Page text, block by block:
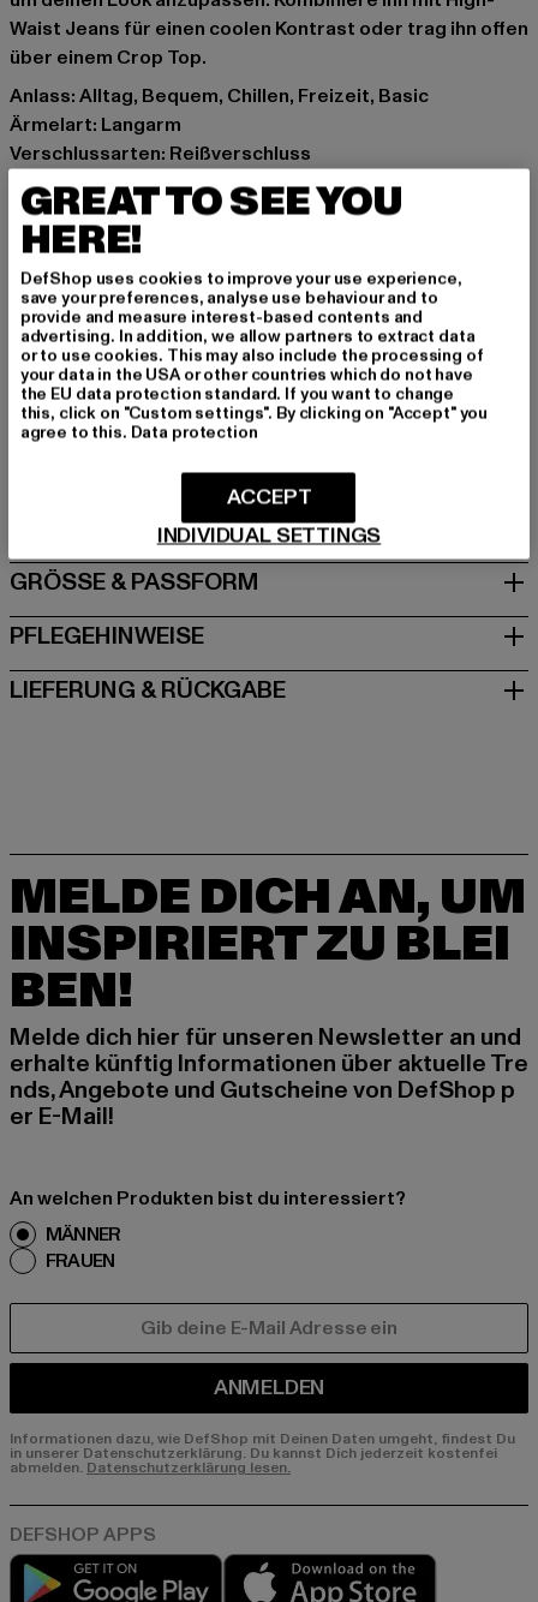
Waist Jeans für einen coolen Kontrast oder trag ihn offen
über einem Crop Top.
Anlass: Alltag, Bequem, Chillen, Freizeit, Basic
Ärmelart: Langarm
Verschlussarten: Reißverschluss
Schnitt: Kastige Passform
Marke: Urban Classics
Kat.: Zip Hoodies
Farbe: braun
Hersteller Farbe: summerolive
Materialzusammensetzung: 65% Baumwolle, 35%
Polyester
Art.Nr: TB6131-02438
Hersteller: TB International GmbH |
Dr.-Robert-Murjahn-Straße 7 | 64372 Ober-Ramstadt |
GRÖSSE & PASSFORM
PFLEGEHINWEISE
LIEFERUNG & RÜCKGABE
MELDE DICH AN, UM
INSPIRIERT ZU BLEI
BEN!
Melde dich hier für unseren Newsletter an und
erhalte künftig Informationen über aktuelle Tre
nds, Angebote und Gutscheine von DefShop p
er E-Mail!
An welchen Produkten bist du interessiert?
MÄNNER
FRAUEN
ANMELDEN
Informationen dazu, wie DefShop mit Deinen Daten umgeht, findest Du
in unserer Datenschutzerklärung. Du kannst Dich jederzeit kostenfei
abmelden. Datenschutzerklärung lesen.
Play market
GREAT TO SEE YOU
HERE!
DefShop uses cookies to improve your use experience,
save your preferences, analyse use behaviour and to
provide and measure interest-based contents and
advertising. In addition, we allow partners to extract data
or to use cookies. This may also include the processing of
your data in the USA or other countries which do not have
the EU data protection standard. If you want to change
this, click on "Custom settings". By clicking on "Accept" you
agree to this. Data protection
INDIVIDUAL SETTINGS
ACCEPT